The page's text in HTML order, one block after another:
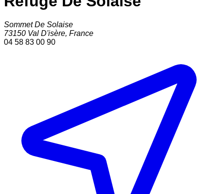
Sommet De Solaise
73150 Val D'isère, France
04 58 83 00 90